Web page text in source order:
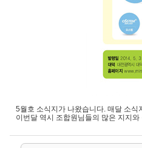
5월호 소식지가 나왔습니다. 매달 소
이번달 역시 조합원님들의 많은 지지